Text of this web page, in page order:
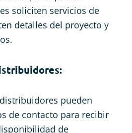
soliciten servicios de
detalles del proyecto y
pueden
de contacto para recibir
de